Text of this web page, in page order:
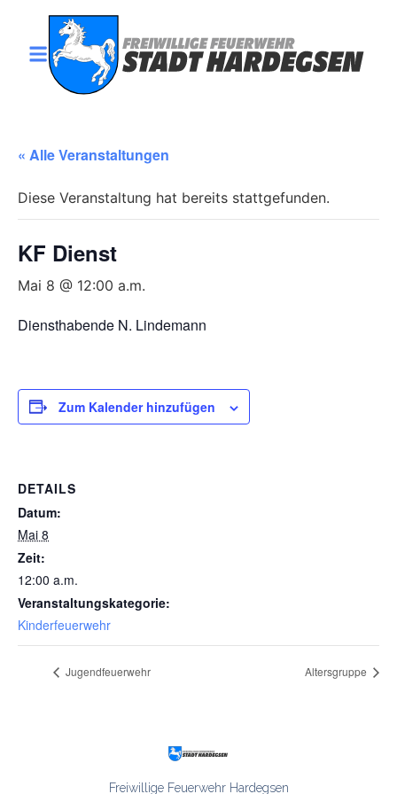
« Alle Veranstaltungen
Diese Veranstaltung hat bereits stattgefunden.
KF Dienst
Mai 8 @ 12:00 a.m.
Diensthabende N. Lindemann
Zum Kalender hinzufügen
DETAILS
Datum:
Mai 8
Zeit:
12:00 a.m.
Veranstaltungskategorie:
Kinderfeuerwehr
Jugendfeuerwehr Altersgruppe
Freiwillige Feuerwehr Hardegsen